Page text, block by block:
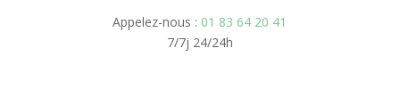
Appelez-nous : 01 83 64 20 41
7/7j 24/24h